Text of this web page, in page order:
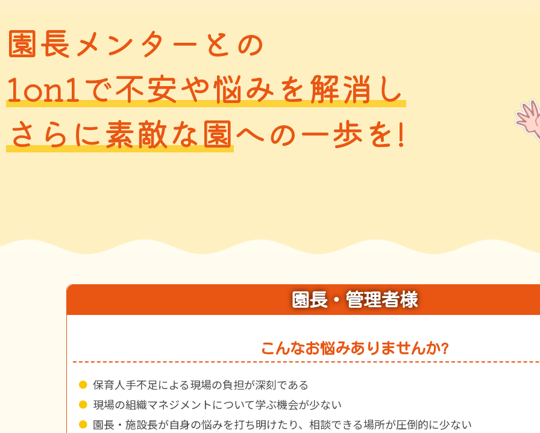
園長メンターとの
1on1で不安や悩みを解消し
さらに素敵な園への一歩を!
園長・管理者様
こんなお悩みありませんか?
保育人手不足による現場の負担が深刻である
現場の組織マネジメントについて学ぶ機会が少ない
園長・施設長が自身の悩みを打ち明けたり、相談できる場所が圧倒的に少ない